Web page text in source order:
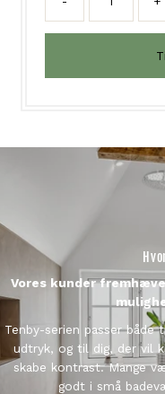
Vores kunder
Tenby-serien passer
udtryk, og til dig, der vil
skabe kontrast. Mange
godt i små